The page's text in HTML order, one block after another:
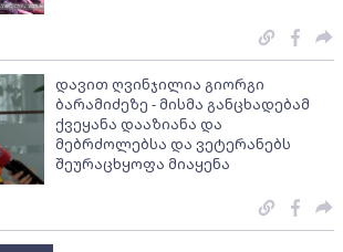
დავით ღვინჯილია გიორგი
ბარამიძეზე - მისმა განცხადებამ
ქვეყანა დააზიანა და
მებრძოლებსა და ვეტერანებს
შეურაცხყოფა მიაყენა